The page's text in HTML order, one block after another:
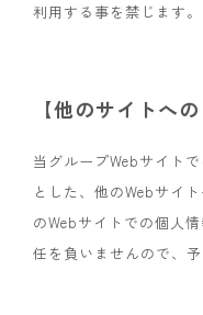
利用する事を禁じます。
【他のサイトへ
当グループWebサイト
とした、他のWebサイ
のWebサイトでの個人
任を負いませんので、